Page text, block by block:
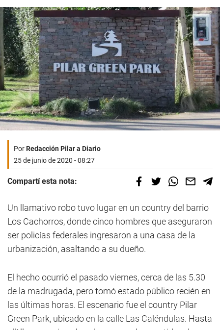
PorRedacción Pilar a Diario
25 de junio de 2020 - 08:27
Compartí esta nota:
Un llamativo robo tuvo lugar en un country del barrio
Los Cachorros, donde cinco hombres que aseguraron
ser policías federales ingresaron a una casa de la
urbanización, asaltando a su dueño.
El hecho ocurrió el pasado viernes, cerca de las 5.30
de la madrugada, pero tomó estado público recién en
las últimas horas. El escenario fue el country Pilar
Green Park, ubicado en la calle Las Caléndulas. Hasta